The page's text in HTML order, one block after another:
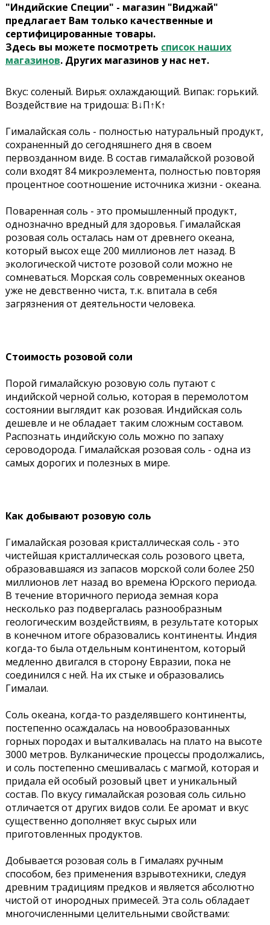
"Индийские Специи" - магазин "Виджай"
предлагает Вам только качественные и
сертифицированные товары.
Здесь вы можете посмотреть список наших
магазинов. Других магазинов у нас нет.
Вкус: соленый. Вирья: охлаждающий. Випак: горький.
Воздействие на тридоша: В↓П↑К↑
Гималайская соль - полностью натуральный продукт,
сохраненный до сегодняшнего дня в своем
первозданном виде. В состав гималайской розовой
соли входят 84 микроэлемента, полностью повторяя
процентное соотношение источника жизни - океана.
Поваренная соль - это промышленный продукт,
однозначно вредный для здоровья. Гималайская
розовая соль осталась нам от древнего океана,
который высох еще 200 миллионов лет назад. В
экологической чистоте розовой соли можно не
сомневаться. Морская соль современных океанов
уже не девственно чиста, т.к. впитала в себя
загрязнения от деятельности человека.
Стоимость розовой соли
Порой гималайскую розовую соль путают с
индийской черной солью, которая в перемолотом
состоянии выглядит как розовая. Индийская соль
дешевле и не обладает таким сложным составом.
Распознать индийскую соль можно по запаху
сероводорода. Гималайская розовая соль - одна из
самых дорогих и полезных в мире.
Как добывают розовую соль
Гималайская розовая кристаллическая соль - это
чистейшая кристаллическая соль розового цвета,
образовавшаяся из запасов морской соли более 250
миллионов лет назад во времена Юрского периода.
В течение вторичного периода земная кора
несколько раз подвергалась разнообразным
геологическим воздействиям, в результате которых
в конечном итоге образовались континенты. Индия
когда-то была отдельным континентом, который
медленно двигался в сторону Евразии, пока не
соединился с ней. На их стыке и образовались
Гималаи.
Соль океана, когда-то разделявшего континенты,
постепенно осаждалась на новообразованных
горных породах и выталкивалась на плато на высоте
3000 метров. Вулканические процессы продолжались,
и соль постепенно смешивалась с магмой, которая и
придала ей особый розовый цвет и уникальный
состав. По вкусу гималайская розовая соль сильно
отличается от других видов соли. Ее аромат и вкус
существенно дополняет вкус сырых или
приготовленных продуктов.
Добывается розовая соль в Гималаях ручным
способом, без применения взрывотехники, следуя
древним традициям предков и является абсолютно
чистой от инородных примесей. Эта соль обладает
многочисленными целительными свойствами: